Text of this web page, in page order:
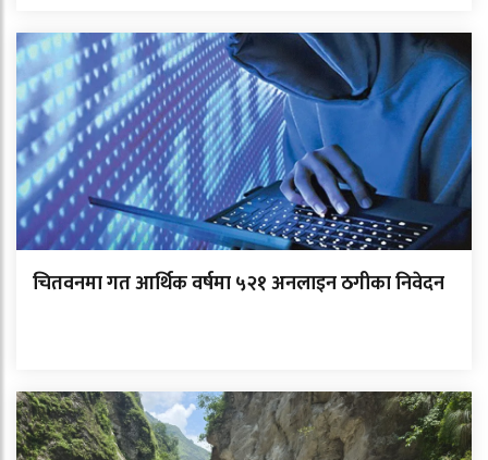
चितवनमा गत आर्थिक वर्षमा ५२१ अनलाइन ठगीका निवेदन